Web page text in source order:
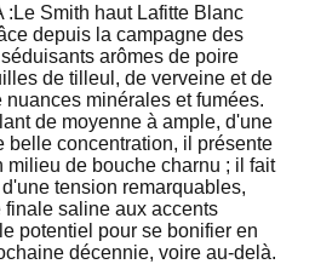
: Le Smith haut Lafitte Blanc
depuis la campagne des
arômes de poire
de tilleul, de verveine et de
nuances minérales et fumées.
de moyenne à ample, d'une
belle concentration, il présente
milieu de bouche charnu ; il fait
tension remarquables,
finale saline aux accents
potentiel pour se bonifier en
décennie, voire au-delà.